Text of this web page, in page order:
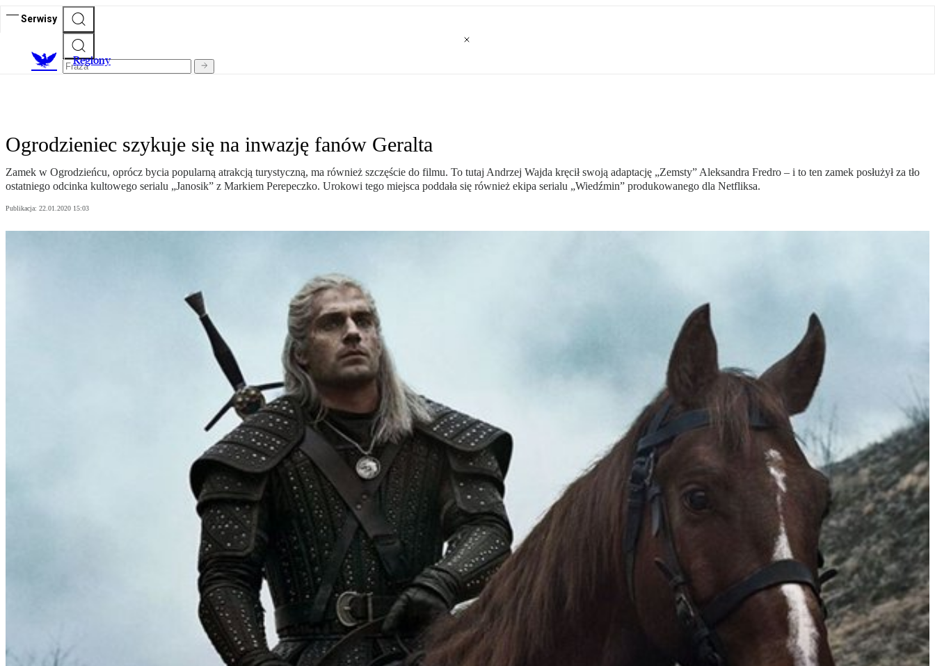
Serwisy
Regiony
Ogrodzieniec szykuje się na inwazję fanów Geralta
Zamek w Ogrodzieńcu, oprócz bycia popularną atrakcją turystyczną, ma również szczęście do filmu. To tutaj Andrzej Wajda kręcił swoją adaptację „Zemsty” Aleksandra Fredro – i to ten zamek posłużył za tło
ostatniego odcinka kultowego serialu „Janosik” z Markiem Perepeczko. Urokowi tego miejsca poddała się również ekipa serialu „Wiedźmin” produkowanego dla Netfliksa.
Publikacja: 22.01.2020 15:03